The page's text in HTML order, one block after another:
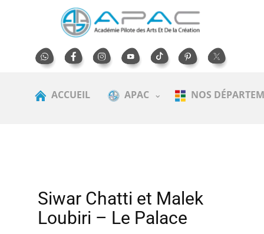
ACCUEIL APAC NOS
Siwar Chatti et Malek
Loubiri – Le Palace